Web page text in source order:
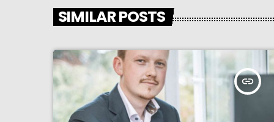
SIMILAR POSTS
insert_link